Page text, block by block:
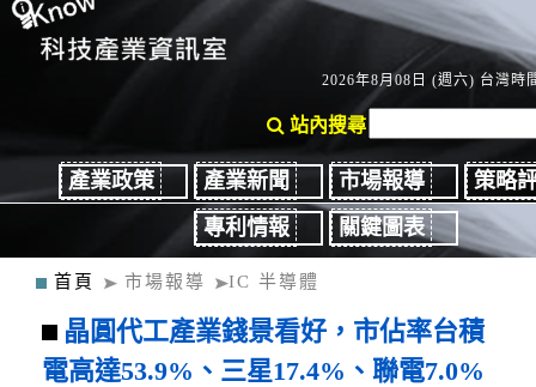
2026年8月08日 (週六) 台灣時
站內搜尋
產業政策 產業新聞 市場報導
策略
專利情報
關鍵圖表
首頁 市場報導 IC 半導體
晶圓代工產業錢景看好，市佔率台積
電高達53.9%、三星17.4%、聯電7.0%